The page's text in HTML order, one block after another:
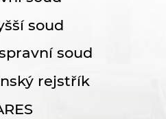
soud
soud
rejstřík